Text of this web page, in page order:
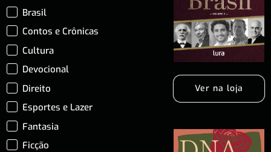
Brasil
Contos e Crônicas
Cultura
Devocional
Direito
Esportes e Lazer
Fantasia
Ficção
Ver na loja